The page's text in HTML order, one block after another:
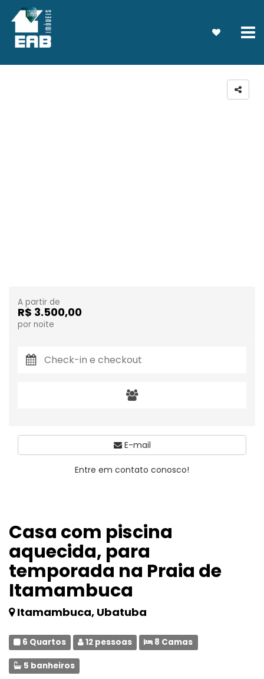
Casa com piscina
aquecida, para
temporada na Praia de
Itamambuca
Itamambuca, Ubatuba
6 Quartos 12 pessoas 8 Camas
5 banheiros
A partir de
R$ 3.500,00
por noite
E-mail
Entre em contato conosco!